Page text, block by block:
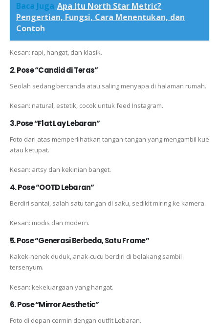
Baca Juga Apa Itu North Star Metric?
Pengertian, Fungsi, Cara Menentukan, dan
Contoh
Kesan: rapi, hangat, dan klasik.
2. Pose “Candid di Teras”
Seolah sedang bercanda atau saling menyapa di halaman rumah.
Kesan: natural, estetik, cocok untuk feed Instagram.
3.Pose “Flat Lay Lebaran”
Foto dari atas memperlihatkan tangan-tangan yang mengambil kue
atau ketupat.
Kesan: artsy dan kekinian banget.
4. Pose “OOTD Lebaran”
Berdiri santai, salah satu tangan di saku, sedikit miring ke kamera.
Kesan: modis dan modern.
5. Pose “Generasi Berbeda, Satu Frame”
Kakek-nenek duduk, anak-cucu berdiri di belakang sambil
tersenyum.
Kesan: kekeluargaan yang hangat.
6. Pose “Mirror Aesthetic”
Foto di depan cermin dengan outfit Lebaran.